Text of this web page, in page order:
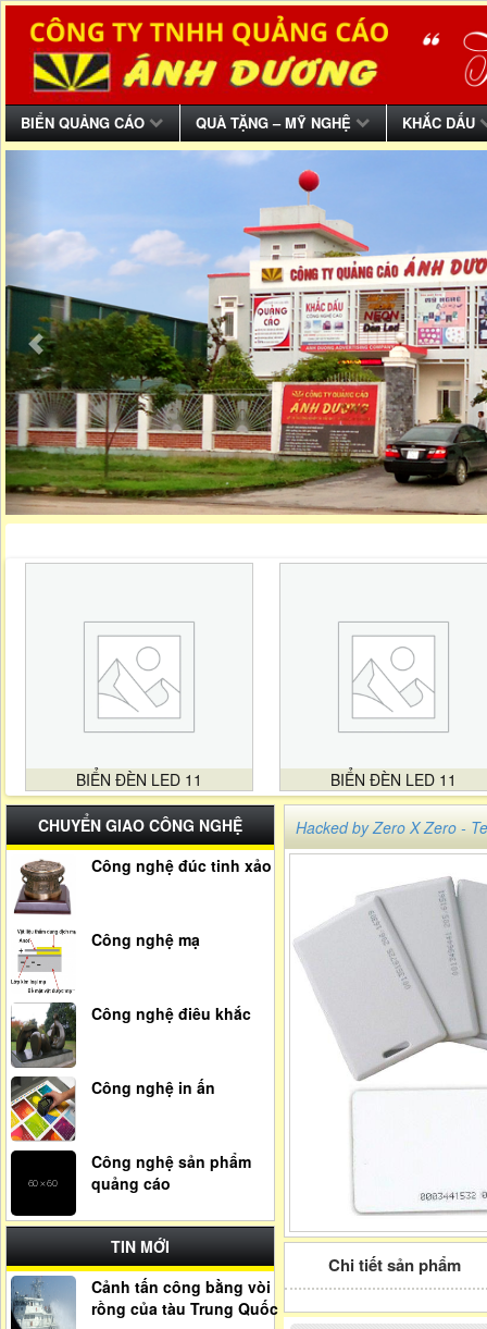
BIỂN QUẢNG CÁO QUÀ TẶNG – MỸ NGHỆ KHẮC DẤU
BIỂN ĐÈN LED 11 BIỂN ĐÈN LED 11
CHUYỂN GIAO CÔNG NGHỆ
Công nghệ đúc tinh xảo
Công nghệ mạ
Công nghệ điêu khắc
Công nghệ in ấn
Công nghệ sản phẩm
quảng cáo
TIN MỚI
Cảnh tấn công bằng vòi
rồng của tàu Trung Quốc
Hacked by Zero X Zero -
Chi tiết sản phẩm